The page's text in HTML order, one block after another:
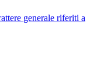
generale riferiti a